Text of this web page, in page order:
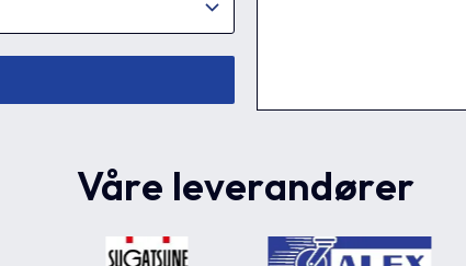
Våre leverandører